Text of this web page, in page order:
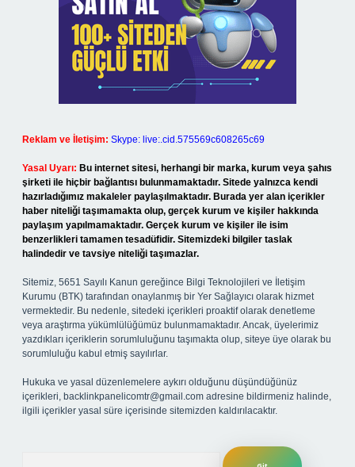
Reklam ve İletişim: Skype: live:.cid.575569c608265c69
Yasal Uyarı: Bu internet sitesi, herhangi bir marka, kurum veya şahıs
şirketi ile hiçbir bağlantısı bulunmamaktadır. Sitede yalnızca kendi
hazırladığımız makaleler paylaşılmaktadır. Burada yer alan içerikler
haber niteliği taşımamakta olup, gerçek kurum ve kişiler hakkında
paylaşım yapılmamaktadır. Gerçek kurum ve kişiler ile isim
benzerlikleri tamamen tesadüfidir. Sitemizdeki bilgiler taslak
halindedir ve tavsiye niteliği taşımazlar.
Sitemiz, 5651 Sayılı Kanun gereğince Bilgi Teknolojileri ve İletişim
Kurumu (BTK) tarafından onaylanmış bir Yer Sağlayıcı olarak hizmet
vermektedir. Bu nedenle, sitedeki içerikleri proaktif olarak denetleme
veya araştırma yükümlülüğümüz bulunmamaktadır. Ancak, üyelerimiz
yazdıkları içeriklerin sorumluluğunu taşımakta olup, siteye üye olarak bu
sorumluluğu kabul etmiş sayılırlar.
Hukuka ve yasal düzenlemelere aykırı olduğunu düşündüğünüz
içerikleri, backlinkpanelicomtr@gmail.com adresine bildirmeniz halinde,
ilgili içerikler yasal süre içerisinde sitemizden kaldırılacaktır.